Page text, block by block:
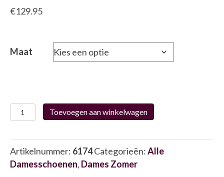
€129.95
Maat
Waldläufer
607501
aantal
Toevoegen aan winkelwagen
Artikelnummer: 6174Categorieën:Alle
Damesschoenen, Dames Zomer